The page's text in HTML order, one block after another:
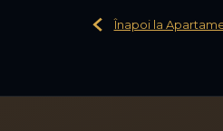
Înapoi la